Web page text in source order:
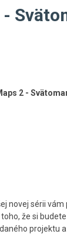
2 -
novej sérii
že si
projektu